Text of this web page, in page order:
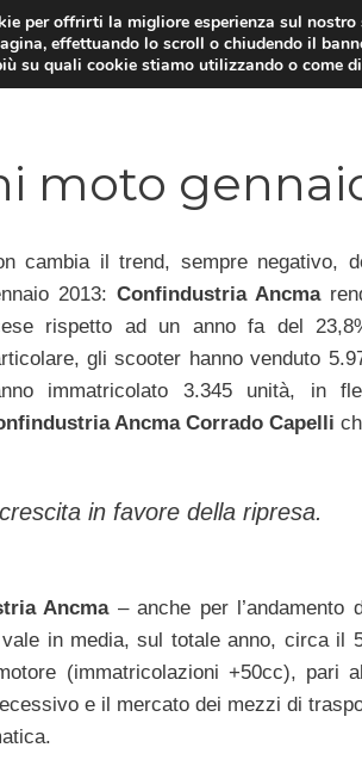
moto
cambia il trend, sempre negativo,
2013: Confindustria Ancma
rispetto ad un anno fa del
gli scooter hanno venduto
immatricolato 3.345 unità, in
Ancma Corrado Capelli
in favore della ripresa.
Ancma– anche per l’andamento
in media, sul totale anno, circa il
(immatricolazioni +50cc), pari
e il mercato dei mezzi di
per offrirti la migliore esperienza sul nostro
effettuando lo scroll o chiudendo il
su quali cookie stiamo utilizzando o come